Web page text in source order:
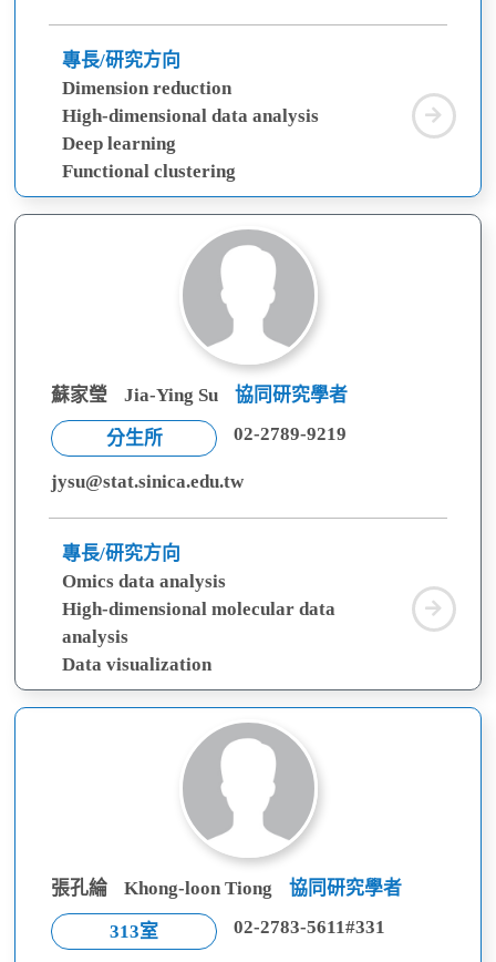
專長/研究方向
Dimension reduction
High-dimensional data analysis
Deep learning
Functional clustering
森
元
成
蘇家瑩 Jia-Ying Su 協同研究學者
分生所 02-2789-9219
jysu@stat.sinica.edu.tw
專長/研究方向
Omics data analysis
High-dimensional molecular data
analysis
Data visualization
蘇
家
張孔綸 Khong-loon Tiong 協同研究學者
313室 02-2783-5611#331